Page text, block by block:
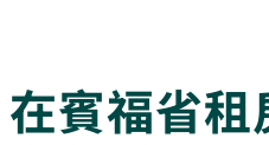
在賓福省租